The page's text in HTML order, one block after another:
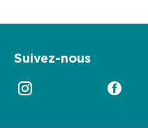
Suivez-nous